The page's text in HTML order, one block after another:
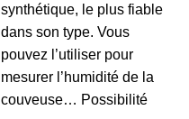
synthétique, le plus fiable
dans son type. Vous
pouvez l’utiliser pour
mesurer l’humidité de la
couveuse… Possibilité